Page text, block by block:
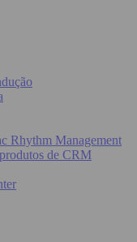
Rhythm Management
de CRM